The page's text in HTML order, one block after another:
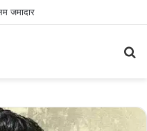
जमादार